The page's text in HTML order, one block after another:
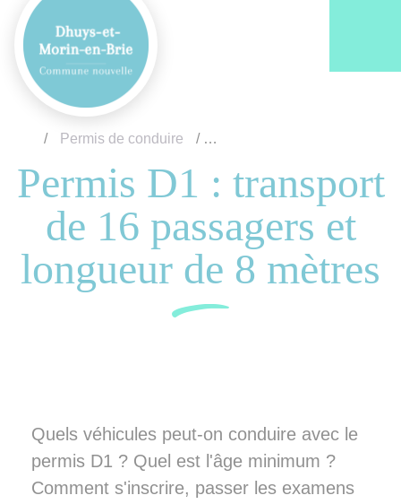
/ Permis de conduire / Permis D1 : transport de 16
Permis D1 : transport
de 16 passagers et
longueur de 8 mètres
Quels véhicules peut-on conduire avec le
permis D1 ? Quel est l'âge minimum ?
Comment s'inscrire, passer les examens